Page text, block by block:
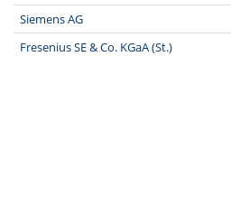
Siemens AG
Fresenius SE & Co. KGaA (St.)